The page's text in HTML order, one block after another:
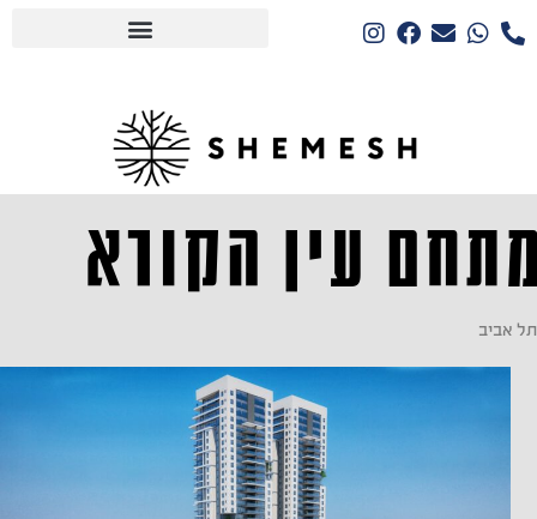
עין הקורא
תל אביב